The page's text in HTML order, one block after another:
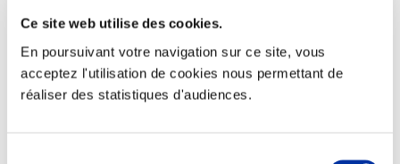
Ce site web utilise des cookies.
En poursuivant votre navigation sur ce site, vous
acceptez l'utilisation de cookies nous permettant de
réaliser des statistiques d'audiences.
Elevage